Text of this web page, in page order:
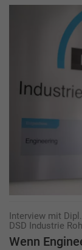
Interview mit
DSD Industrie
Wenn